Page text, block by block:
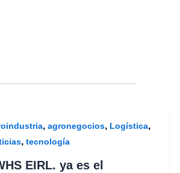
, agronegocios, Logística,
, tecnología
EIRL. ya es el